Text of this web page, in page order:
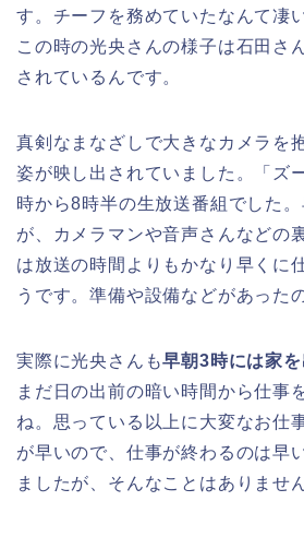
す。チーフを務めていたなんて凄
この時の光央さんの様子は石田さ
されているんです。
真剣なまなざしで大きなカメラを
姿が映し出されていました。「ズ
時から8時半の生放送番組でした
が、カメラマンや音声さんなどの
は放送の時間よりもかなり早くに
うです。準備や設備などがあった
実際に光央さんも早朝3時には家
まだ日の出前の暗い時間から仕事
ね。思っている以上に大変なお仕
が早いので、仕事が終わるのは早
ましたが、そんなことはありませ